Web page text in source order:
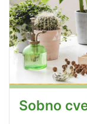
Sobno